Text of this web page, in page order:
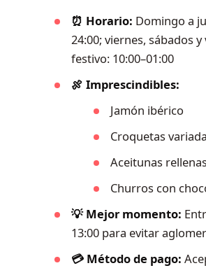
⏰ Horario: Domingo a
24:00; viernes, sábados
festivo: 10:00–01:00
🍖 Imprescindibles:
Jamón ibérico
Croquetas
Aceitunas
Churros con
💡 Mejor momento:
13:00 para evitar
💳 Método de pago: